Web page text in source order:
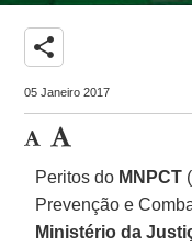
share
05 Janeiro 2017
Peritos do MNPCT
Prevenção e
Ministério da